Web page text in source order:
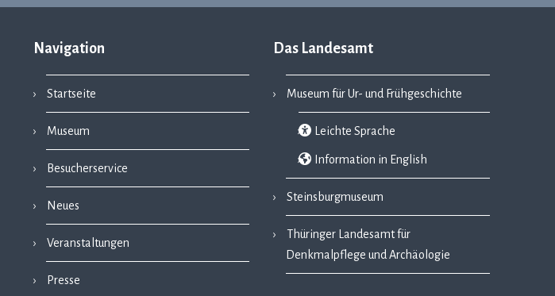
Navigation
Startseite
Museum
Besucherservice
Neues
Veranstaltungen
Presse
Das Landesamt
Museum für Ur- und Frühgeschichte
Leichte Sprache
Information in English
Steinsburgmuseum
Thüringer Landesamt für
Denkmalpflege und Archäologie